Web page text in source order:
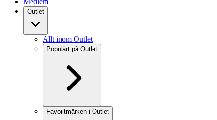
Medlem
Outlet
Allt inom Outlet
Populärt på Outlet
Favoritmärken i Outlet